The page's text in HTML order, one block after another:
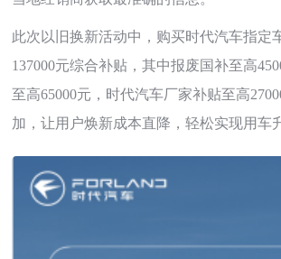
此次以旧换新活动中，购买时代汽车指定
137000元综合补贴，其中报废国补至高
至高65000元，时代汽车厂家补贴至高
加，让用户焕新成本直降，轻松实现用车